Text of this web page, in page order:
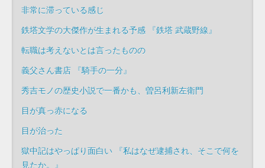
非常に滞っている感じ
鉄塔文学の大傑作が生まれる予感 『鉄塔 武蔵野線』
転職は考えないとは言ったものの
義父さん書店 『騎手の一分』
秀吉モノの歴史小説で一番かも、曽呂利新左衛門
目が真っ赤になる
目が治った
獄中記はやっぱり面白い 『私はなぜ逮捕され、そこで何を
見たか。』